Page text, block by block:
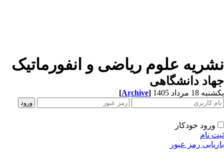
علوم ریاضی و انفورماتیک
دانشگاهی
18 مرداد 1405 [Archive]
ورود خودکار
نام
رمز عبور